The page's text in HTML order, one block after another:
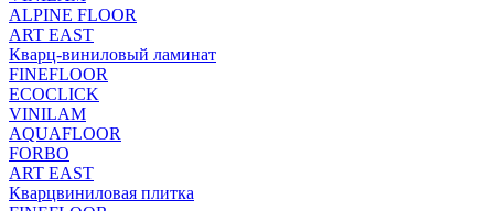
ALPINE FLOOR
ART EAST
Кварц-виниловый ламинат
FINEFLOOR
ECOCLICK
VINILAM
AQUAFLOOR
FORBO
ART EAST
Кварцвиниловая плитка